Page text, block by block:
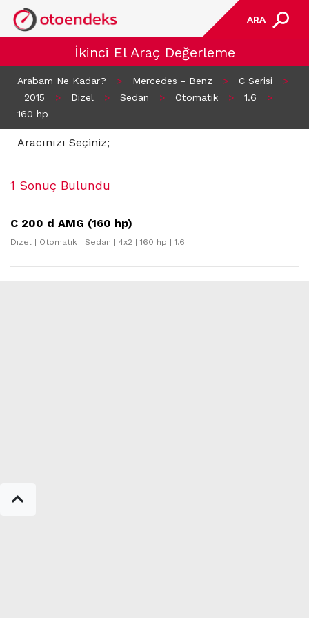
ARA
İkinci El Araç Değerleme
Arabam Ne Kadar? > Mercedes - Benz > C Serisi
>
2015
> Dizel > Sedan > Otomatik > 1.6
>
160 hp
Aracınızı Seçiniz;
1 Sonuç Bulundu
C 200 d AMG (160 hp)
Dizel | Otomatik | Sedan | 4x2 | 160 hp | 1.6